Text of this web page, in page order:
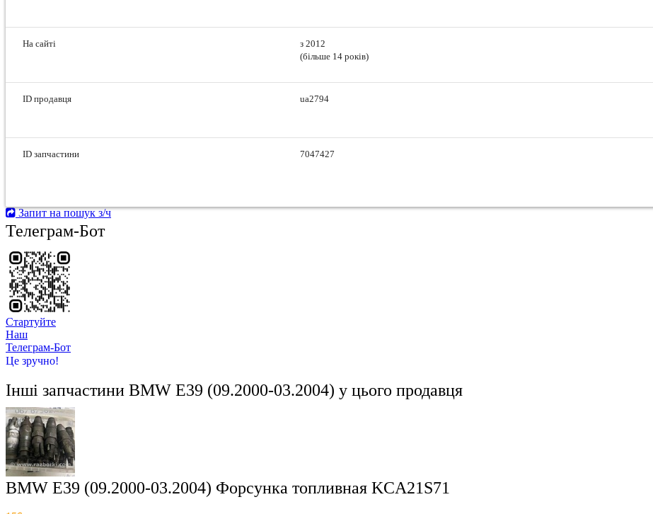
На сайті
з 2012
(більше 14 років)
ID продавця ua2794
ID запчастини 7047427
Запит на пошук з/ч
Телеграм-Бот
Стартуйте
Hаш
Телеграм-Бот
Це зручно!
Інші запчастини BMW E39 (09.2000-03.2004) у цього продавця
BMW E39 (09.2000-03.2004) Форсунка топливная KCA21S71